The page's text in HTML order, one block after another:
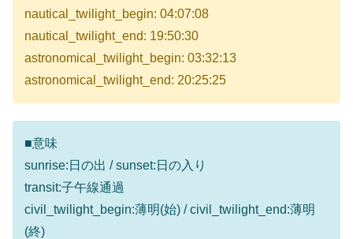
nautical_twilight_begin: 04:07:08
nautical_twilight_end: 19:50:30
astronomical_twilight_begin: 03:32:13
astronomical_twilight_end: 20:25:25
■意味
sunrise:日の出 / sunset:日の入り
transit:子午線通過
civil_twilight_begin:薄明(始) / civil_twilight_end:薄明
(終)